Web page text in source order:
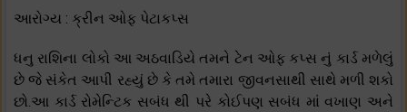
આરોગ્ય : ક્રીન ઓફ પેટાકપ્સ
ધનુ રાશિના લોકો આ અઠવાડિયે તમને ટેન ઓફ કપ્સ નું કાર્ડ મળેલું
છે જે સંકેત આપી રહ્યું છે કે તમે તમારા જીવનસાથી સાથે મળી શકો
છો.આ કાર્ડ રોમેન્ટિક સબંધ થી પરે કોઈપણ સબંધ માં વખાણ અને